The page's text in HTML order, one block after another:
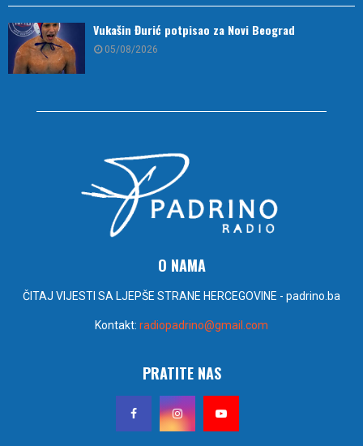
Vukašin Đurić potpisao za Novi Beograd
05/08/2026
O NAMA
ČITAJ VIJESTI SA LJEPŠE STRANE HERCEGOVINE - padrino.ba
Kontakt: radiopadrino@gmail.com
PRATITE NAS